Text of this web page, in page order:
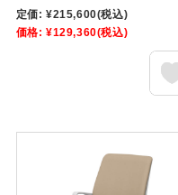
定価: ¥215,600(税込)
価格: ¥129,360(税込)